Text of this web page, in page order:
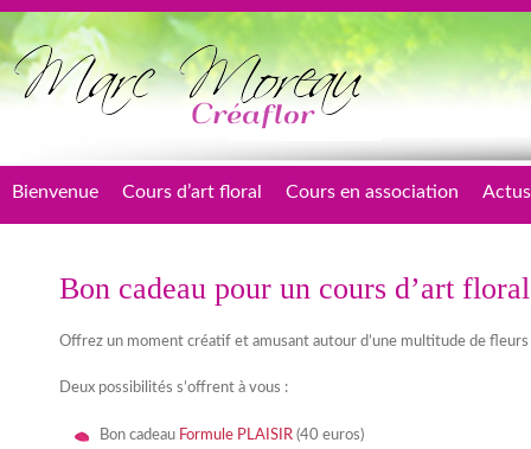
Bienvenue Cours d’art floral Cours en association Actus
Bon cadeau pour un cours d’art
Offrez un moment créatif et amusant autour d’une multitude de
Deux possibilités s’offrent à vous :
Bon cadeau Formule PLAISIR (40 euros)